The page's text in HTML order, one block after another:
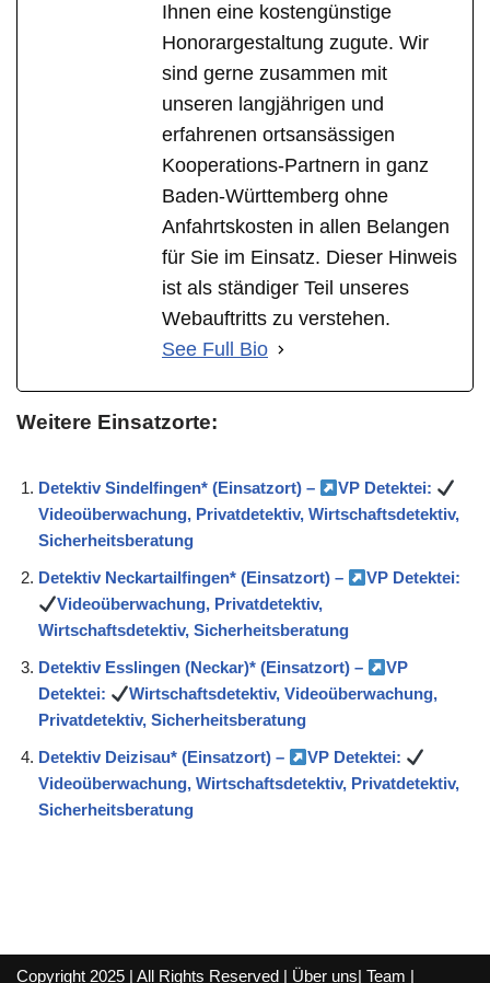
Ihnen eine kostengünstige
Honorargestaltung zugute. Wir
sind gerne zusammen mit
unseren langjährigen und
erfahrenen ortsansässigen
Kooperations-Partnern in ganz
Baden-Württemberg ohne
Anfahrtskosten in allen Belangen
für Sie im Einsatz. Dieser Hinweis
ist als ständiger Teil unseres
Webauftritts zu verstehen.
See Full Bio
Weitere Einsatzorte:
Detektiv Sindelfingen* (Einsatzort) –
VP Detektei:
Videoüberwachung, Privatdetektiv, Wirtschaftsdetektiv,
Sicherheitsberatung
Detektiv Neckartailfingen* (Einsatzort) –
VP Detektei:
Videoüberwachung, Privatdetektiv,
Wirtschaftsdetektiv, Sicherheitsberatung
Detektiv Esslingen (Neckar)* (Einsatzort) –
VP
Detektei:
Wirtschaftsdetektiv, Videoüberwachung,
Privatdetektiv, Sicherheitsberatung
Detektiv Deizisau* (Einsatzort) –
VP Detektei:
Videoüberwachung, Wirtschaftsdetektiv, Privatdetektiv,
Sicherheitsberatung
Copyright 2025 | All Rights Reserved | Über uns| Team |